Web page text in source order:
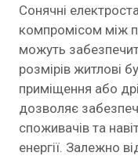
Сонячні
компромісом між
можуть
розмірів житлові
приміщення або
дозволяє
споживачів та
енергії. Залежно